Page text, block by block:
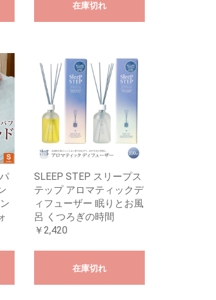
在庫切れ
SLEEP STEP スリープス
テップ アロマティックデ
ィフューザー 眠りとお風
呂 くつろぎの時間
￥2,420
在庫切れ